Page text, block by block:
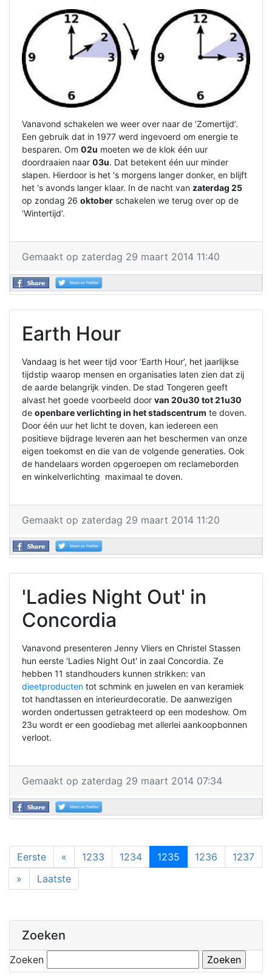
Vanavond schakelen we weer over naar de ‘Zomertijd’.
Een gebruik dat in 1977 werd ingevoerd om energie te
besparen. Om 02u moeten we de klok één uur
doordraaien naar 03u. Dat betekent één uur minder
slapen. Hierdoor is het 's morgens langer donker, en blijft
het 's avonds langer klaar. In de nacht van zaterdag 25
op zondag 26 oktober schakelen we terug over op de
‘Wintertijd’.
Gemaakt op zaterdag 29 maart 2014 11:40
Earth Hour
Vandaag is het weer tijd voor ‘Earth Hour’, het jaarlijkse
tijdstip waarop mensen en organisaties laten zien dat zij
de aarde belangrijk vinden. De stad Tongeren geeft
alvast het goede voorbeeld door van 20u30 tot 21u30
de openbare verlichting in het stadscentrum te doven.
Door één uur het licht te doven, kan iedereen een
positieve bijdrage leveren aan het beschermen van onze
eigen toekomst en die van de volgende generaties. Ook
de handelaars worden opgeroepen om reclameborden
en winkelverlichting maximaal te doven.
Gemaakt op zaterdag 29 maart 2014 11:20
'Ladies Night Out' in
Concordia
Vanavond presenteren Jenny Vliers en Christel Stassen
hun eerste 'Ladies Night Out' in zaal Concordia. Ze
hebben 11 standhouders kunnen strikken: van
dieetproducten tot schmink en juwelen en van keramiek
tot handtassen en interieurdecoratie. De aanwezigen
worden ondertussen getrakteerd op een modeshow. Om
23u wordt er een goodiebag met allerlei aankoopbonnen
verloot.
Gemaakt op zaterdag 29 maart 2014 07:34
Eerste « 1233 1234 1235 1236
1237
»
Laatste
Zoeken
Zoeken